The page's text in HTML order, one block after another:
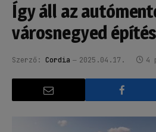
Így áll az
városnegyed
Szerző: Cordia 2025.04.17. 4